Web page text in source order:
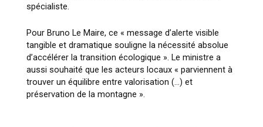
spécialiste.
Pour Bruno Le Maire, ce « message d’alerte visible
tangible et dramatique souligne la nécessité absolue
d’accélérer la transition écologique ». Le ministre a
aussi souhaité que les acteurs locaux « parviennent à
trouver un équilibre entre valorisation (…) et
préservation de la montagne ».